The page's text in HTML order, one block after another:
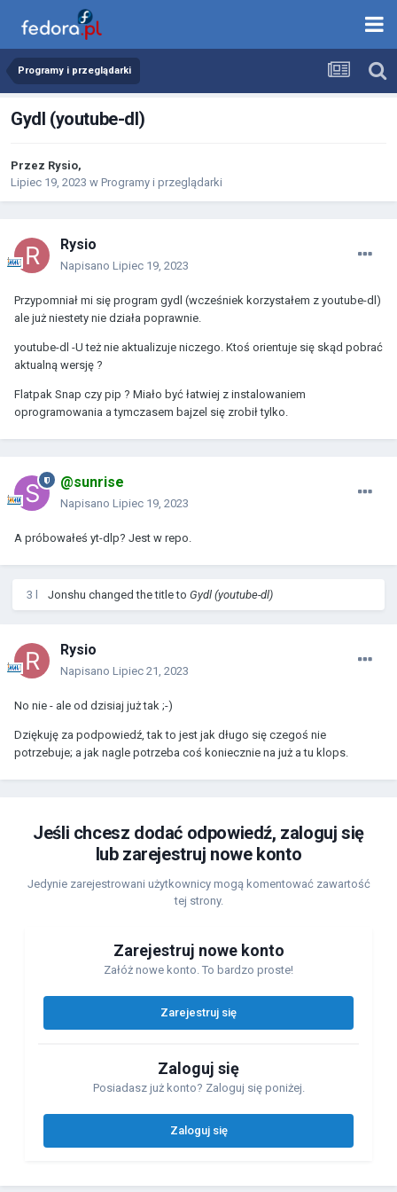
Programy i przeglądarki
Gydl (youtube-dl)
Przez Rysio,
Lipiec 19, 2023 w Programy i przeglądarki
Rysio
Napisano Lipiec 19, 2023
Przypomniał mi się program gydl (wcześniek korzystałem z youtube-dl)
ale już niestety nie działa poprawnie.
youtube-dl -U też nie aktualizuje niczego. Ktoś orientuje się skąd pobrać
aktualną wersję ?
Flatpak Snap czy pip ? Miało być łatwiej z instalowaniem
oprogramowania a tymczasem bajzel się zrobił tylko.
@sunrise
Napisano Lipiec 19, 2023
A próbowałeś yt-dlp? Jest w repo.
3 l Jonshu changed the title to Gydl (youtube-dl)
Rysio
Napisano Lipiec 21, 2023
No nie - ale od dzisiaj już tak ;-)
Dziękuję za podpowiedź, tak to jest jak długo się czegoś nie
potrzebuje; a jak nagle potrzeba coś koniecznie na już a tu klops.
Jeśli chcesz dodać odpowiedź, zaloguj się
lub zarejestruj nowe konto
Jedynie zarejestrowani użytkownicy mogą komentować zawartość
tej strony.
Zarejestruj nowe konto
Załóż nowe konto. To bardzo proste!
Zarejestruj się
Zaloguj się
Posiadasz już konto? Zaloguj się poniżej.
Zaloguj się